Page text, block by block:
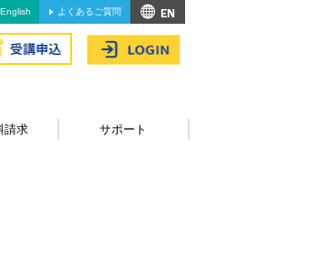
English よくあるご質問
請求 サポート